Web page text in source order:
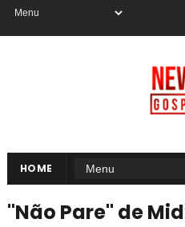
HOME
"Não Pare" de